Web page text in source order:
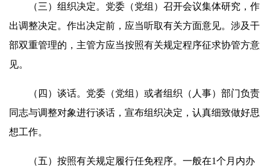
（三）组织决定。党委（党组）召开会议集体研究，作
出调整决定。作出决定前，应当听取有关方面意见。涉及干
部双重管理的，主管方应当按照有关规定程序征求协管方意
见。
（四）谈话。党委（党组）或者组织（人事）部门负责
同志与调整对象进行谈话，宣布组织决定，认真细致做好思
想工作。
（五）按照有关规定履行任免程序。一般在1个月内办